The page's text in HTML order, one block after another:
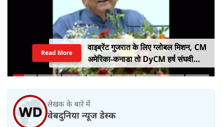
वाइब्रेंट गुजरात के लिए ग्लोबल मिशन, CM
अमेरिका-कनाडा तो DyCM हर्ष संघवी
संभालेंगे जापान-यूरोप का मोर्चा
Read More
लेखक के बारे में
वेबदुनिया न्यूज डेस्क